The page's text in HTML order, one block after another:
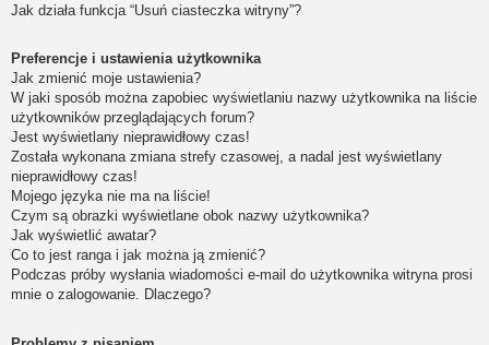
Jak działa funkcja “Usuń ciasteczka witryny”?
Preferencje i ustawienia użytkownika
Jak zmienić moje ustawienia?
W jaki sposób można zapobiec wyświetlaniu nazwy użytkownika na liście
użytkowników przeglądających forum?
Jest wyświetlany nieprawidłowy czas!
Została wykonana zmiana strefy czasowej, a nadal jest wyświetlany
nieprawidłowy czas!
Mojego języka nie ma na liście!
Czym są obrazki wyświetlane obok nazwy użytkownika?
Jak wyświetlić awatar?
Co to jest ranga i jak można ją zmienić?
Podczas próby wysłania wiadomości e-mail do użytkownika witryna prosi
mnie o zalogowanie. Dlaczego?